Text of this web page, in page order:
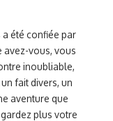
a été confiée par
avez-vous, vous
inoubliable,
fait divers, un
aventure que
plus votre